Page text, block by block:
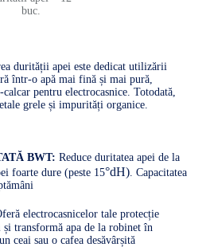
durității apei este dedicat utilizării
într-o apă mai fină și mai pură,
pentru electrocasnice. Totodată,
grele și impurități organice.
BWT: Reduce duritatea apei de la
foarte dure (peste 15°dH) . Capacitatea
electrocasnicelor tale protecție
transformă apa de la robinet în
ceai sau o cafea desăvârșită
buc.